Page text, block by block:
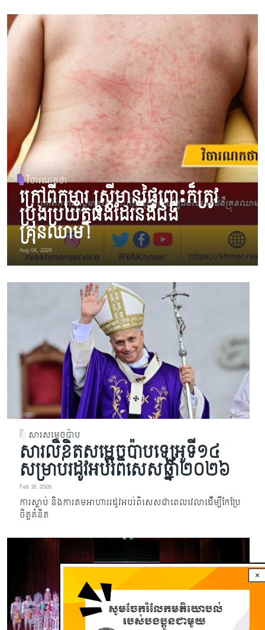
វិចារណកថា
ក្រៅពីកុមារ ស្ត្រីមានផ្ទៃពោះក៏ត្រូវ
ប្រុងប្រយ័ត្នផងដែរនឹងជំងឺ
គ្រុនឈាម!
Aug 04, 2026
សារសម្តេចប៉ាប
សារលិខិតសម្តេចប៉ាបឡេអូទី១៤
សម្រាប់រដូវអប់រំពិសេសឆ្នាំ២០២៦
Feb 18, 2026
ការស្តាប់ និងការតមអាហាររដូវអបរ់ពិសេសជាពេលវេលាដើម្បីកែប្រែ
ចិត្តគំនិត
×